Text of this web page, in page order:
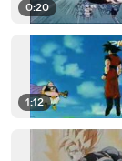
0:20
1:12